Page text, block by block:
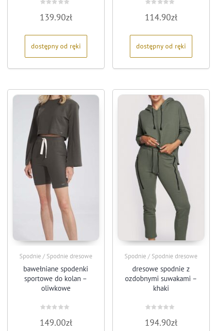
0
na
139.90zł
dostępny od ręki
0
na
114.90zł
dostępny od ręki
Spodnie / Spodnie dresowe
bawełniane spodenki
sportowe do kolan –
oliwkowe
0
na
149.00zł
Spodnie / Spodnie dresowe
dresowe spodnie z
ozdobnymi suwakami –
khaki
0
na
194.90zł